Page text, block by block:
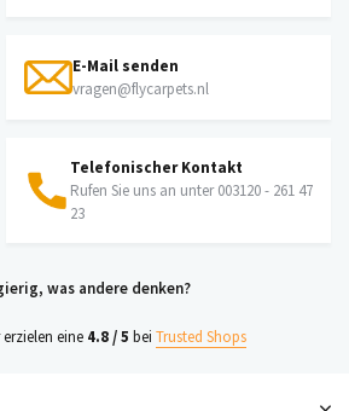
E-Mail senden
vragen@flycarpets.nl
Telefonischer Kontakt
Rufen Sie uns an unter 003120 - 261 47
23
was andere denken?
erzielen eine 4.8 / 5 bei Trusted Shops